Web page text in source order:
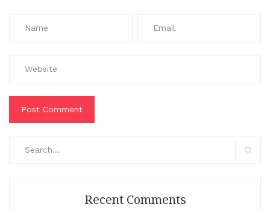
Recent Comments